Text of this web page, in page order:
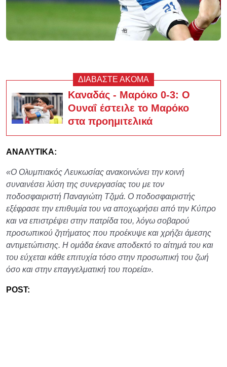
ΔΙΑΒΑΣΤΕ ΑΚΟΜΑ
Καναδάς - Μαρόκο 0-3: Ο
Ουναΐ έστειλε το Μαρόκο
στα προημιτελικά
ΑΝΑΛΥΤΙΚΑ:
«Ο Ολυμπιακός Λευκωσίας ανακοινώνει την κοινή
συναινέσει λύση της συνεργασίας του με τον
ποδοσφαιριστή Παναγιώτη Τζιμά. Ο ποδοσφαιριστής
εξέφρασε την επιθυμία του να αποχωρήσει από την Κύπρο
και να επιστρέψει στην πατρίδα του, λόγω σοβαρού
προσωπικού ζητήματος που προέκυψε και χρήζει άμεσης
αντιμετώπισης. Η ομάδα έκανε αποδεκτό το αίτημά του και
του εύχεται κάθε επιτυχία τόσο στην προσωπική του ζωή
όσο και στην επαγγελματική του πορεία».
POST: